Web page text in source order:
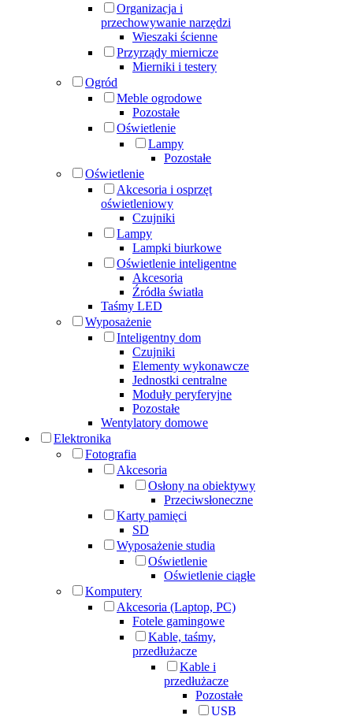
Organizacja i
przechowywanie narzędzi
Wieszaki ścienne
Przyrządy miernicze
Mierniki i testery
Ogród
Meble ogrodowe
Pozostałe
Oświetlenie
Lampy
Pozostałe
Oświetlenie
Akcesoria i osprzęt
oświetleniowy
Czujniki
Lampy
Lampki biurkowe
Oświetlenie inteligentne
Akcesoria
Źródła światła
Taśmy LED
Wyposażenie
Inteligentny dom
Czujniki
Elementy wykonawcze
Jednostki centralne
Moduły peryferyjne
Pozostałe
Wentylatory domowe
Elektronika
Fotografia
Akcesoria
Osłony na obiektywy
Przeciwsłoneczne
Karty pamięci
SD
Wyposażenie studia
Oświetlenie
Oświetlenie ciągłe
Komputery
Akcesoria (Laptop, PC)
Fotele gamingowe
Kable, taśmy,
przedłużacze
Kable i
przedłużacze
Pozostałe
USB